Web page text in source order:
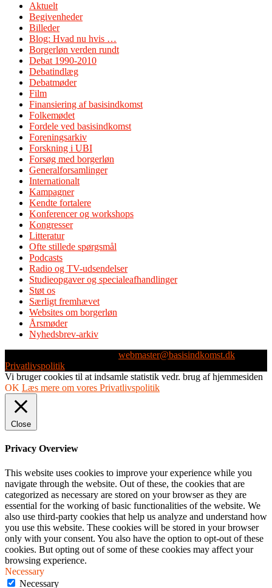
Aktuelt
Begivenheder
Billeder
Blog: Hvad nu hvis …
Borgerløn verden rundt
Debat 1990-2010
Debatindlæg
Debatmøder
Film
Finansiering af basisindkomst
Folkemødet
Fordele ved basisindkomst
Foreningsarkiv
Forskning i UBI
Forsøg med borgerløn
Generalforsamlinger
Internationalt
Kampagner
Kendte fortalere
Konferencer og workshops
Kongresser
Litteratur
Ofte stillede spørgsmål
Podcasts
Radio og TV-udsendelser
Studieopgaver og specialeafhandlinger
Støt os
Særligt fremhævet
Websites om borgerløn
Årsmøder
Nyhedsbrev-arkiv
webmaster@basisindkomst.dk
Privatlivspolitik
Vi bruger cookies til at indsamle statistik vedr. brug af hjemmesiden
OK Læs mere om vores Privatlivspolitik
Close
Privacy Overview
This website uses cookies to improve your experience while you
navigate through the website. Out of these, the cookies that are
categorized as necessary are stored on your browser as they are
essential for the working of basic functionalities of the website. We
also use third-party cookies that help us analyze and understand how
you use this website. These cookies will be stored in your browser
only with your consent. You also have the option to opt-out of these
cookies. But opting out of some of these cookies may affect your
browsing experience.
Necessary
Necessary